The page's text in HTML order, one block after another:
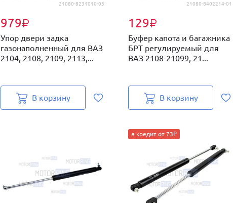
21080-8231010-05
979₽
Упор двери задка
газонаполненный для ВАЗ
2104, 2108, 2109, 2113,...
В корзину
21080-8402214-01
129₽
Буфер капота и багажника
БРТ регулируемый для
ВАЗ 2108-21099, 21...
В корзину
в кредит от 73₽